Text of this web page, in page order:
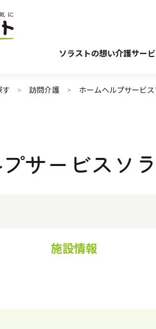
ソラストの想い介護サー
いて
す 訪問介護 ホームヘルプサービ
サービスソ
施設情報